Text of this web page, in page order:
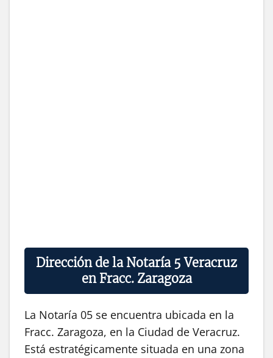
Dirección de la Notaría 5 Veracruz
en Fracc. Zaragoza
La Notaría 05 se encuentra ubicada en la
Fracc. Zaragoza, en la Ciudad de Veracruz.
Está estratégicamente situada en una zona